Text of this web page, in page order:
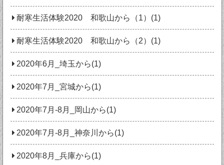
耐寒生活体験2020 和歌山から（1）(1)
耐寒生活体験2020 和歌山から（2）(1)
2020年6月_埼玉から(1)
2020年7月_宮城から(1)
2020年7月‐8月_岡山から(1)
2020年7月‐8月_神奈川から(1)
2020年8月_兵庫から(1)